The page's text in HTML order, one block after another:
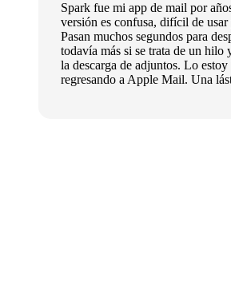
Spark fue mi app de mail por
versión es confusa, difícil de
Pasan muchos segundos para
todavía más si se trata de un hilo
la descarga de adjuntos. Lo
regresando a Apple Mail. Una